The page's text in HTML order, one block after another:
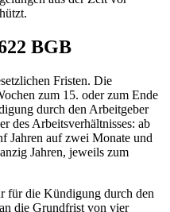
BGB
Fristen. Die
zum 15. oder zum Ende
durch den Arbeitgeber
des Arbeitsverhältnisses: ab
Jahren auf zwei Monate und
Jahren, jeweils zum
für die Kündigung durch den
die Grundfrist von vier